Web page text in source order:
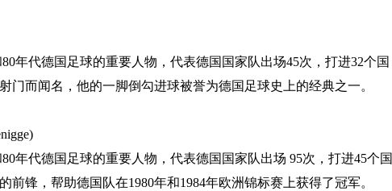
代德国足球的重要人物，代表德国国家队出场45次，打进32个国
门而闻名，他的一脚倒勾进球被誉为德国足球史上的经典之一。
代德国足球的重要人物，代表德国国家队出场 95次，打进45个国
前锋，帮助德国队在1980年和1984年欧洲锦标赛上获得了冠军。